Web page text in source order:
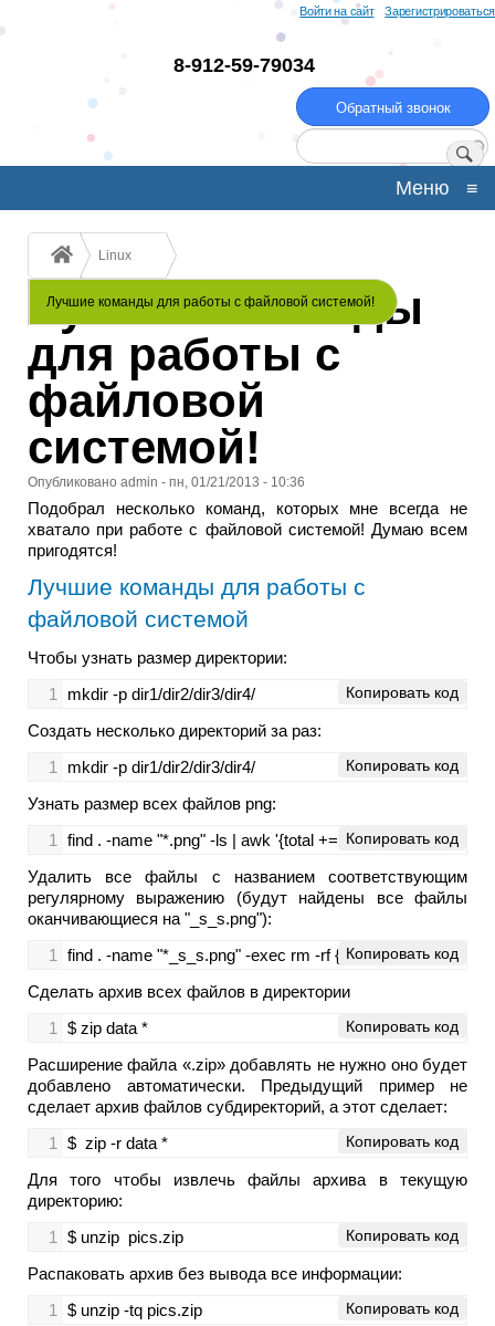
Перейти
основному
содержанию
Зарегистрироваться
Войти на сайт
8-912-59-79034
Обратный звонок
Поиск
Меню ≡
Строка
навигации
Linux
Лучшие команды для работы с файловой системой!
Лучшие команды
для работы с
файловой
системой!
Опубликовано admin - пн, 01/21/2013 - 10:36
Подобрал несколько команд, которых мне всегда не
хватало при работе с файловой системой! Думаю всем
пригодятся!
Лучшие команды для работы с
файловой системой
Чтобы узнать размер директории:
1
mkdir -p dir1/dir2/dir3/dir4/ Копировать код
Создать несколько директорий за раз:
1
mkdir -p dir1/dir2/dir3/dir4/ Копировать код
Узнать размер всех файлов png:
1
find . -name "*.png" -ls | awk '{total += $7} END {print total}'
Копировать код
Удалить все файлы с названием соответствующим
регулярному выражению (будут найдены все файлы
оканчивающиеся на "_s_s.png"):
1
find . -name "*_s_s.png" -exec rm -rf {} \;Копировать код
Сделать архив всех файлов в директории
1
$ zip data * Копировать код
Расширение файла «.zip» добавлять не нужно оно будет
добавлено автоматически. Предыдущий пример не
сделает архив файлов субдиректорий, а этот сделает:
1
$  zip -r data * Копировать код
Для того чтобы извлечь файлы архива в текущую
директорию:
1
$ unzip  pics.zip Копировать код
Распаковать архив без вывода все информации:
1
$ unzip -tq pics.zip Копировать код